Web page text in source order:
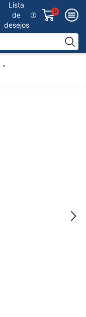
Lista
de
desejos
0
•